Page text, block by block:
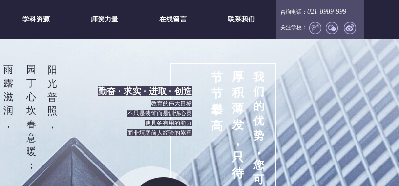
咨询电话： 021-8989-999
关注学校：
学科资源 师资力量 在线留言 联系我们
雨
露
滋
润
，
园
丁
心
坎
春
意
暖
；
阳
光
普
照
，
厚
积
薄
发
，
只
待
我
们
的
优
势
，
您
可
节
节
攀
高
勤奋 · 求实 · 进取 · 创造
教育的伟大目标
不只是装饰而是训练心灵
使具备有用的能力
而非填塞前人经验的累积